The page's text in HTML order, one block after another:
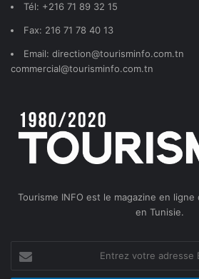
Tél: +216 71 89 32 15
Fax: 216 71 78 40 13
Email: direction@tourisminfo.com.tn
commercial@tourisminfo.com.tn
Tourisme INFO est le magazine en
en Tunisie.
votre